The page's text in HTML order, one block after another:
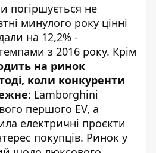
погіршується не
минулого року цінні
на 12,2% -
з 2016 року. Крім
на ринок
коли конкуренти
: Lamborghini
першого EV, а
електричні проєкти
покупців. Ринок у